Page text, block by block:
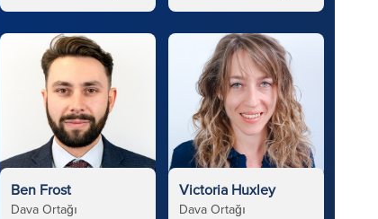
Ben Frost
Dava Ortağı
Victoria Huxley
Dava Ortağı